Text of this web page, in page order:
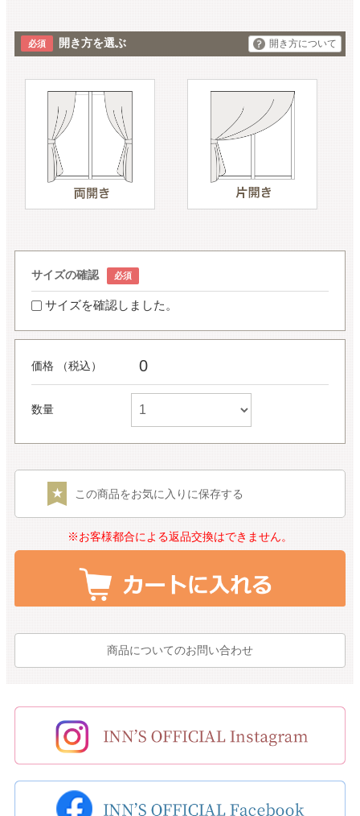
開き方を選ぶ 開き方について
サイズの確認
サイズを確認しました。
価格 （税込） 0
数量
この商品をお気に入りに保存する
※お客様都合による返品交換はできません。
商品についてのお問い合わせ